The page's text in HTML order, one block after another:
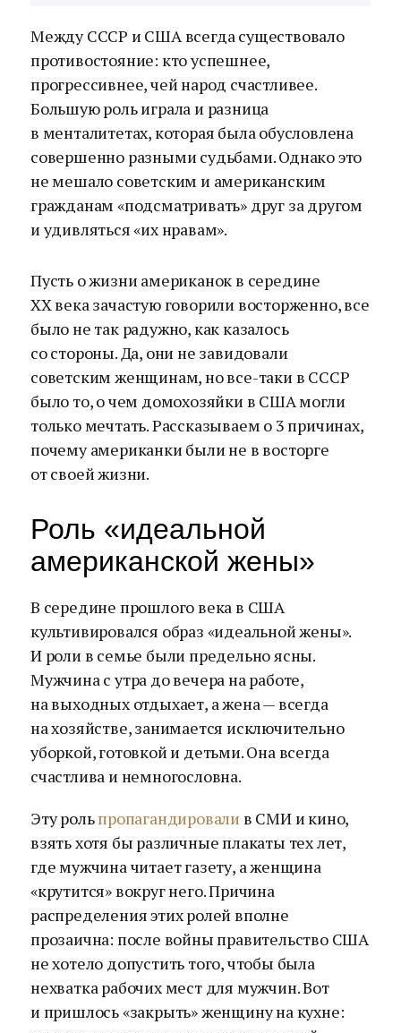
Между СССР и США всегда существовало
противостояние: кто успешнее,
прогрессивнее, чей народ счастливее.
Большую роль играла и разница
в менталитетах, которая была обусловлена
совершенно разными судьбами. Однако это
не мешало советским и американским
гражданам «подсматривать» друг за другом
и удивляться «их нравам».
Пусть о жизни американок в середине
XX века зачастую говорили восторженно, все
было не так радужно, как казалось
со стороны. Да, они не завидовали
советским женщинам, но все-таки в СССР
было то, о чем домохозяйки в США могли
только мечтать. Рассказываем о 3 причинах,
почему американки были не в восторге
от своей жизни.
Роль «идеальной
американской жены»
В середине прошлого века в США
культивировался образ «идеальной жены».
И роли в семье были предельно ясны.
Мужчина с утра до вечера на работе,
на выходных отдыхает, а жена — всегда
на хозяйстве, занимается исключительно
уборкой, готовкой и детьми. Она всегда
счастлива и немногословна.
Эту рольпропагандировали в СМИ и кино,
взять хотя бы различные плакаты тех лет,
где мужчина читает газету, а женщина
«крутится» вокруг него. Причина
распределения этих ролей вполне
прозаична: после войны правительство США
не хотело допустить того, чтобы была
нехватка рабочих мест для мужчин. Вот
и пришлось «закрыть» женщину на кухне: